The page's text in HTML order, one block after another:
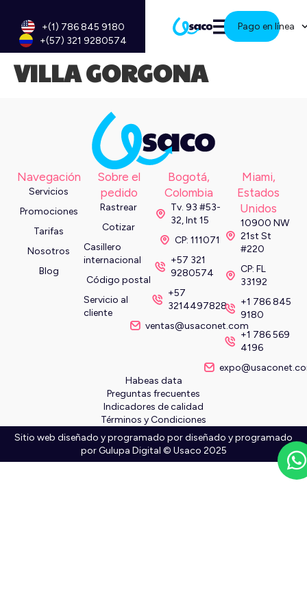
+(1) 786 845 9180
+(57) 321 9280574
Pago en línea
VILLA GORGONA
Navegación
Servicios
Promociones
Tarifas
Nosotros
Blog
Sobre el
pedido
Rastrear
Cotizar
Casillero
internacional
Código postal
Servicio al
cliente
Bogotá,
Colombia
Tv. 93 #53-
32, Int 15
CP: 111071
+57 321
9280574
+57
3214497828
ventas@usaconet.com
Miami,
Estados
Unidos
10900 NW
21st St
#220
CP: FL
33192
+1 786 845
9180
+1 786 569
4196
Habeas data
Preguntas frecuentes
Indicadores de calidad
Términos y Condiciones
Sitio web diseñado y programado por diseñado y programado
porGulupa Digital © Usaco 2025